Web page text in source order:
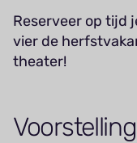
Reserveer op tijd
vier de
theater!